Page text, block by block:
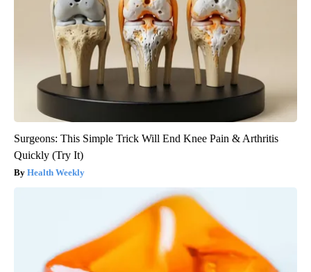
Surgeons: This Simple Trick Will End Knee Pain & Arthritis
Quickly (Try It)
Health Weekly